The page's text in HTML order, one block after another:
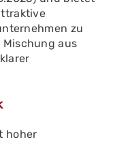
zu
aus
hoher